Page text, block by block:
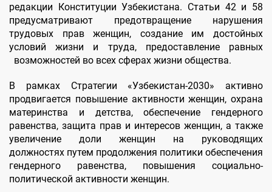
редакции Конституции Узбекистана. Статьи 42 и 58
предусматривают предотвращение нарушения
трудовых прав женщин, создание им достойных
условий жизни и труда, предоставление равных
возможностей во всех сферах жизни общества.
В рамках Стратегии «Узбекистан-2030» активно
продвигается повышение активности женщин, охрана
материнства и детства, обеспечение гендерного
равенства, защита прав и интересов женщин, а также
увеличение доли женщин на руководящих
должностях путем продолжения политики обеспечения
гендерного равенства, повышения социально-
политической активности женщин.